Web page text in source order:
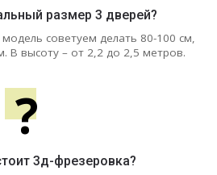
размер 3 дверей?
советуем делать 80-100 см,
В высоту – от 2,2 до 2,5 метров.
?
3д-фрезеровка?